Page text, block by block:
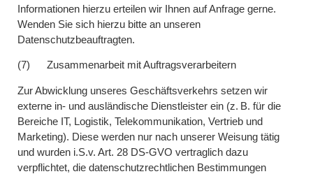
Informationen hierzu erteilen wir Ihnen auf Anfrage gerne.
Wenden Sie sich hierzu bitte an unseren
Datenschutzbeauftragten.
(7) Zusammenarbeit mit Auftragsverarbeitern
Zur Abwicklung unseres Geschäftsverkehrs setzen wir
externe in- und ausländische Dienstleister ein (z. B. für die
Bereiche IT, Logistik, Telekommunikation, Vertrieb und
Marketing). Diese werden nur nach unserer Weisung tätig
und wurden i.S.v. Art. 28 DS-GVO vertraglich dazu
verpflichtet, die datenschutzrechtlichen Bestimmungen